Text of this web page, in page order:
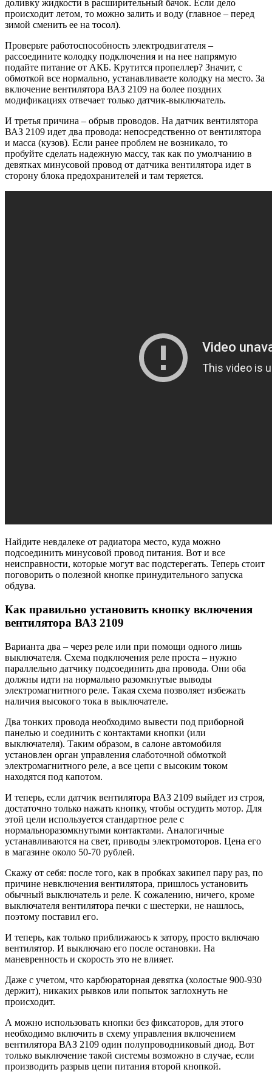
доливку жидкости в расширительный бачок. Если дело
происходит летом, то можно залить и воду (главное – перед
зимой сменить ее на тосол).
Проверьте работоспособность электродвигателя –
рассоедините колодку подключения и на нее напрямую
подайте питание от АКБ. Крутится пропеллер? Значит, с
обмоткой все нормально, устанавливаете колодку на место. За
включение вентилятора ВАЗ 2109 на более поздних
модификациях отвечает только датчик-выключатель.
И третья причина – обрыв проводов. На датчик вентилятора
ВАЗ 2109 идет два провода: непосредственно от вентилятора
и масса (кузов). Если ранее проблем не возникало, то
пробуйте сделать надежную массу, так как по умолчанию в
девятках минусовой провод от датчика вентилятора идет в
сторону блока предохранителей и там теряется.
Найдите невдалеке от радиатора место, куда можно
подсоединить минусовой провод питания. Вот и все
неисправности, которые могут вас подстерегать. Теперь стоит
поговорить о полезной кнопке принудительного запуска
обдува.
Как правильно установить кнопку включения
вентилятора ВАЗ 2109
Варианта два – через реле или при помощи одного лишь
выключателя. Схема подключения реле проста – нужно
параллельно датчику подсоединить два провода. Они оба
должны идти на нормально разомкнутые выводы
электромагнитного реле. Такая схема позволяет избежать
наличия высокого тока в выключателе.
Два тонких провода необходимо вывести под приборной
панелью и соединить с контактами кнопки (или
выключателя). Таким образом, в салоне автомобиля
установлен орган управления слаботочной обмоткой
электромагнитного реле, а все цепи с высоким током
находятся под капотом.
И теперь, если датчик вентилятора ВАЗ 2109 выйдет из строя,
достаточно только нажать кнопку, чтобы остудить мотор. Для
этой цели используется стандартное реле с
нормальноразомкнутыми контактами. Аналогичные
устанавливаются на свет, приводы электромоторов. Цена его
в магазине около 50-70 рублей.
Скажу от себя: после того, как в пробках закипел пару раз, по
причине невключения вентилятора, пришлось установить
обычный выключатель и реле. К сожалению, ничего, кроме
выключателя вентилятора печки с шестерки, не нашлось,
поэтому поставил его.
И теперь, как только приближаюсь к затору, просто включаю
вентилятор. И выключаю его после остановки. На
маневренность и скорость это не влияет.
Даже с учетом, что карбюраторная девятка (холостые 900-930
держит), никаких рывков или попыток заглохнуть не
происходит.
А можно использовать кнопки без фиксаторов, для этого
необходимо включить в схему управления включением
вентилятора ВАЗ 2109 один полупроводниковый диод. Вот
только выключение такой системы возможно в случае, если
производить разрыв цепи питания второй кнопкой.